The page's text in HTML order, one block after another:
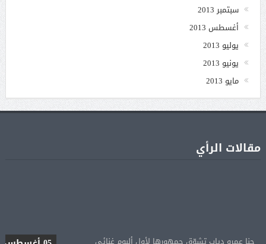
سبتمبر 2013
أغسطس 2013
يوليو 2013
يونيو 2013
مايو 2013
مقالات الرأي